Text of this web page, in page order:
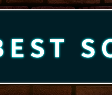
プレー履歴